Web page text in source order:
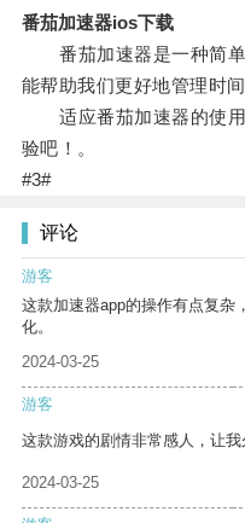
番茄加速器ios下载
番茄加速器是一种简单
能帮助我们更好地管理时
适应番茄加速器的使用
验吧！。
#3#
评论
游客
这款加速器app的操作有点复杂
化。
2024-03-25
游客
这款游戏的剧情非常感人，让我
2024-03-25